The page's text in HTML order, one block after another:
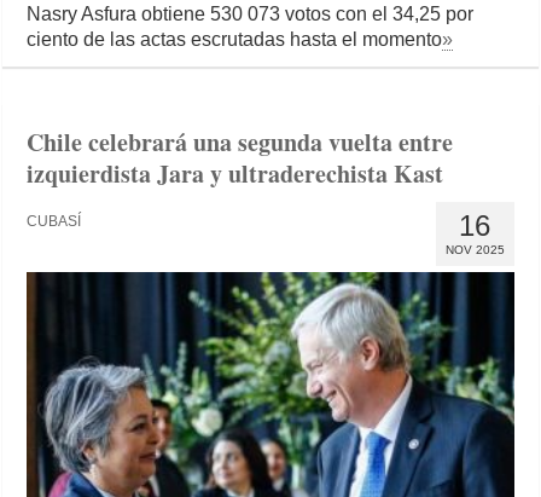
Nasry Asfura obtiene 530 073 votos con el 34,25 por
ciento de las actas escrutadas hasta el momento»
Chile celebrará una segunda vuelta entre
izquierdista Jara y ultraderechista Kast
16
NOV 2025
CUBASÍ